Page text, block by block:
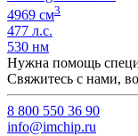
4969 см3
477 л.с.
530 нм
Нужна помощь
Свяжитесь с нами,
8 800 550 36 90
info@imchip.ru